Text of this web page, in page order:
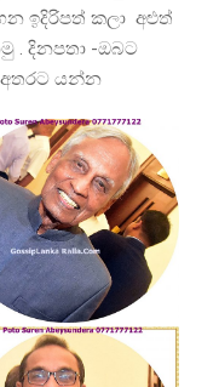
ඉදිරිපත් කලා අළුත්
. දිනපතා -ඔබට
අතරට යන්න